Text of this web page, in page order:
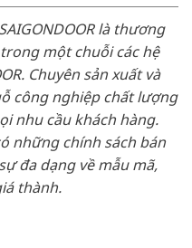
là thương
một chuỗi các hệ
Chuyên sản xuất và
công nghiệp chất lượng
nhu cầu khách hàng.
những chính sách bán
đa dạng về mẫu mã,
thành.